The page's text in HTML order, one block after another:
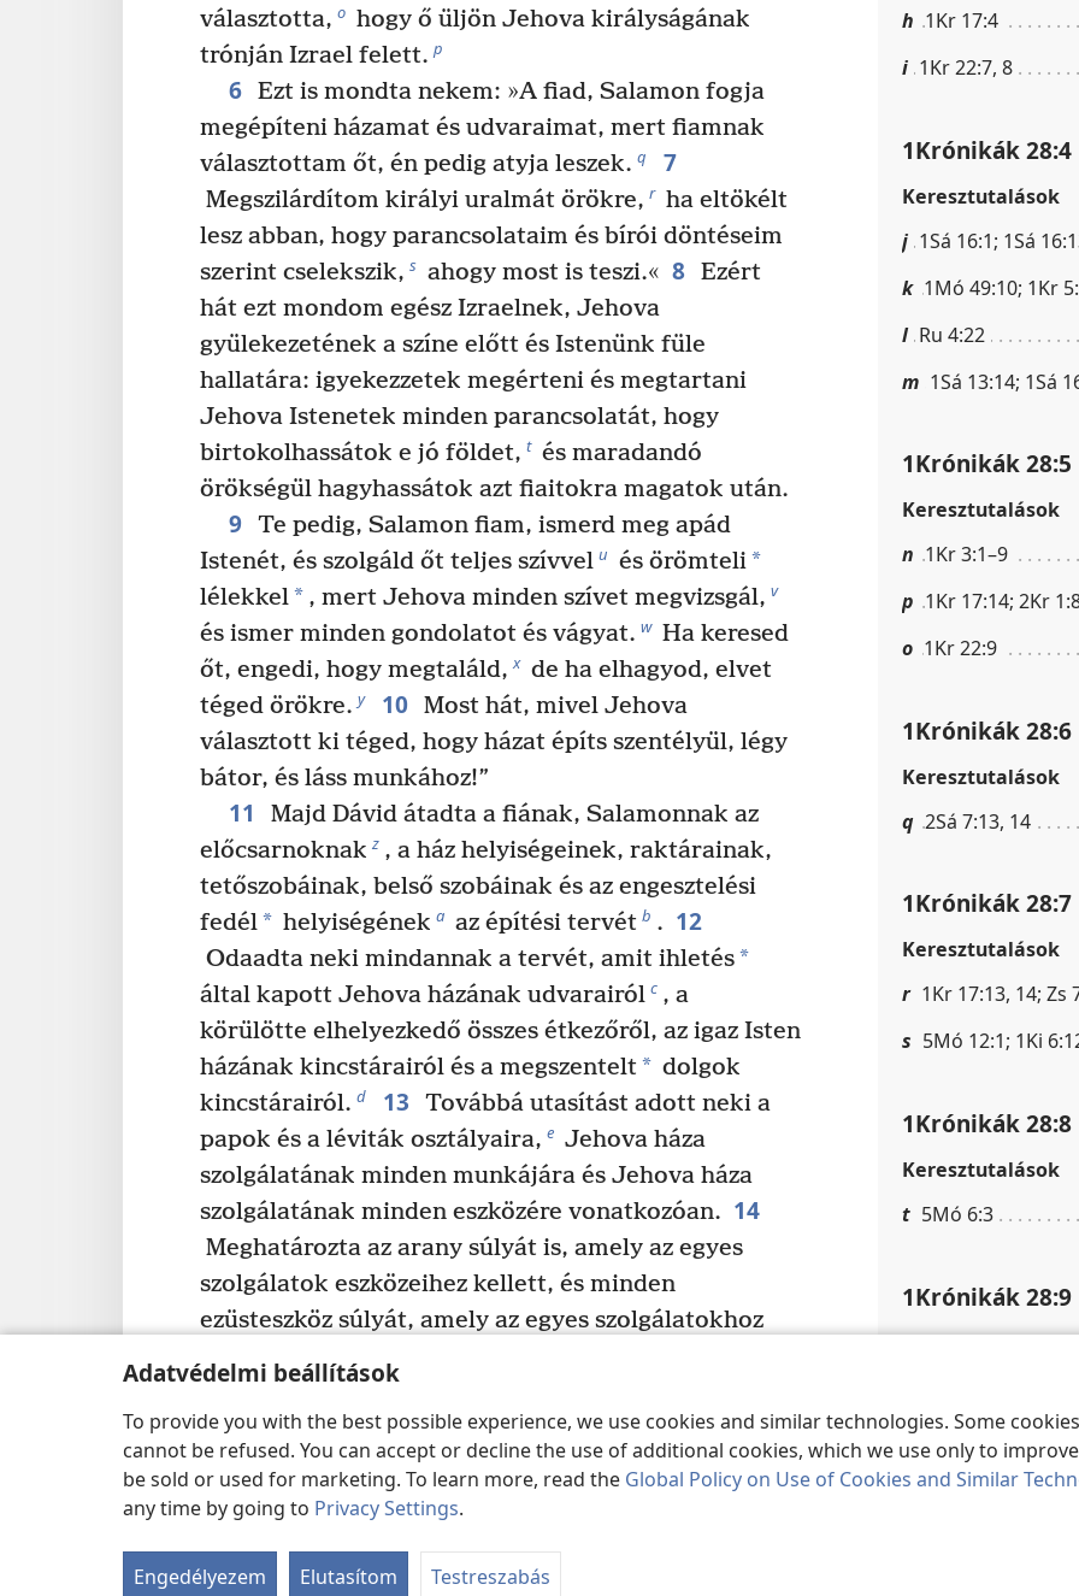
Adatvédelmi beállítások
To provide you with the best possible experience, we use cookies and similar technologies. Some
cannot be refused. You can accept or decline the use of additional cookies, which we use only to
be sold or used for marketing. To learn more, read the Global Policy on Use of Cookies and Similar
any time by going to Privacy Settings.
Engedélyezem Elutasítom Testreszabás
választotta, o hogy ő üljön Jehova királyságának
trónján Izrael felett. p
6 Ezt is mondta nekem: »A fiad, Salamon fogja
megépíteni házamat és udvaraimat, mert fiamnak
választottam őt, én pedig atyja leszek. q 7
Megszilárdítom királyi uralmát örökre, r ha eltökélt
lesz abban, hogy parancsolataim és bírói döntéseim
szerint cselekszik, s ahogy most is teszi.« 8 Ezért
hát ezt mondom egész Izraelnek, Jehova
gyülekezetének a színe előtt és Istenünk füle
hallatára: igyekezzetek megérteni és megtartani
Jehova Istenetek minden parancsolatát, hogy
birtokolhassátok e jó földet, t és maradandó
örökségül hagyhassátok azt fiaitokra magatok után.
9 Te pedig, Salamon fiam, ismerd meg apád
Istenét, és szolgáld őt teljes szívvel u és örömteli*
lélekkel* , mert Jehova minden szívet megvizsgál, v
és ismer minden gondolatot és vágyat. w Ha keresed
őt, engedi, hogy megtaláld, x de ha elhagyod, elvet
téged örökre. y 10 Most hát, mivel Jehova
választott ki téged, hogy házat építs szentélyül, légy
bátor, és láss munkához!”
11
Majd Dávid átadta a fiának, Salamonnak az
előcsarnoknak z , a ház helyiségeinek, raktárainak,
tetőszobáinak, belső szobáinak és az engesztelési
fedél* helyiségének a az építési tervét b . 12
Odaadta neki mindannak a tervét, amit ihletés*
által kapott Jehova házának udvarairól c , a
körülötte elhelyezkedő összes étkezőről, az igaz Isten
házának kincstárairól és a megszentelt* dolgok
kincstárairól. d 13
Továbbá utasítást adott neki a
papok és a léviták osztályaira, e Jehova háza
szolgálatának minden munkájára és Jehova háza
szolgálatának minden eszközére vonatkozóan. 14
Meghatározta az arany súlyát is, amely az egyes
szolgálatok eszközeihez kellett, és minden
ezüsteszköz súlyát, amely az egyes szolgálatokhoz
kellett,
továbbá az arany lámpatartók
lámpáik súlyát, és az ezüst lámpatartók súlyát az
egyes lámpatartók és lámpáik rendeltetése szerint.
16 Ezenkívül meghatározta az egymásra rakott
egyes asztalok súlya szerint, csakúgy, mint az
h 1Kr 17:4
i 1Kr 22:7, 8
1Krónikák 28:4
Keresztutalások
j 1Sá 16:1; 1Sá
k 1Mó 49:10; 1Kr
l Ru 4:22
m 1Sá 13:14; 1Sá
1Krónikák 28:5
Keresztutalások
n 1Kr 3:1–9
p 1Kr 17:14; 2Kr
o 1Kr 22:9
1Krónikák 28:6
Keresztutalások
q 2Sá 7:13, 14
1Krónikák 28:7
Keresztutalások
r 1Kr 17:13, 14; Zs
s 5Mó 12:1; 1Ki
1Krónikák 28:8
Keresztutalások
t 5Mó 6:3
1Krónikák 28:9
Lábjegyzetek
Lásd: Szójegyzék.
Keresztutalások